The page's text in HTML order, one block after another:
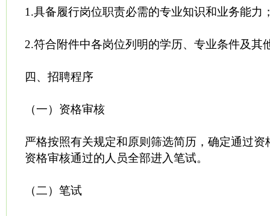
1.具备履行岗位职责必需的专业知识和业务能力
2.符合附件中各岗位列明的学历、专业条件及其
四、招聘程序
（一）资格审核
严格按照有关规定和原则筛选简历，确定通过
资格审核通过的人员全部进入笔试。
（二）笔试